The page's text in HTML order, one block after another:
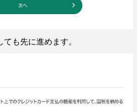
も先に進めます。